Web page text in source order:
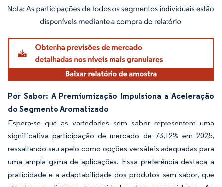
Imagem © Mordor Intelligence. O reuso requer atribuição conforme CC BY 4.0.
Por Sabor: A Premiumização Impulsiona a Aceleração
do Segmento Aromatizado
Espera-se que as variedades sem sabor representem uma
significativa participação de mercado de 73,12% em 2025,
ressaltando seu apelo como opções versáteis adequadas para
uma ampla gama de aplicações. Essa preferência destaca a
praticidade e a adaptabilidade dos produtos sem sabor, que